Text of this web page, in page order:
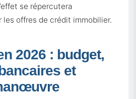
se répercutera
les offres de crédit immobilier.
2026 : budget,
et